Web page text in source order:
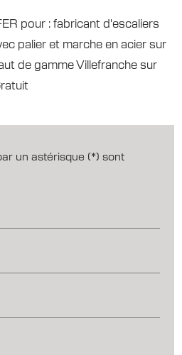
pour : fabricant d'escaliers
palier et marche en acier sur
de gamme Villefranche sur
un astérisque (*) sont